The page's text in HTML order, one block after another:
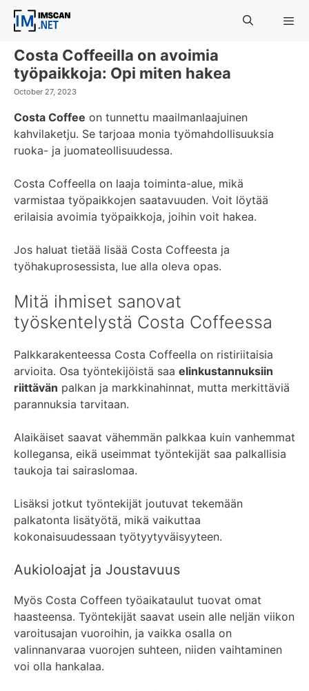
Skip
Costa Coffeeilla on avoimia
työpaikkoja: Opi miten hakea
October 27, 2023
Costa Coffee on tunnettu maailmanlaajuinen
kahvilaketju. Se tarjoaa monia työmahdollisuuksia
ruoka- ja juomateollisuudessa.
Costa Coffeella on laaja toiminta-alue, mikä
varmistaa työpaikkojen saatavuuden. Voit löytää
erilaisia avoimia työpaikkoja, joihin voit hakea.
Jos haluat tietää lisää Costa Coffeesta ja
työhakuprosessista, lue alla oleva opas.
Mitä ihmiset sanovat
työskentelystä Costa Coffeessa
Palkkarakenteessa Costa Coffeella on ristiriitaisia
arvioita. Osa työntekijöistä saa elinkustannuksiin
riittävän palkan ja markkinahinnat, mutta merkittäviä
parannuksia tarvitaan.
Alaikäiset saavat vähemmän palkkaa kuin vanhemmat
kollegansa, eikä useimmat työntekijät saa palkallisia
taukoja tai sairaslomaa.
Lisäksi jotkut työntekijät joutuvat tekemään
palkatonta lisätyötä, mikä vaikuttaa
kokonaisuudessaan työtyytyväisyyteen.
Aukioloajat ja Joustavuus
Myös Costa Coffeen työaikataulut tuovat omat
haasteensa. Työntekijät saavat usein alle neljän viikon
varoitusajan vuoroihin, ja vaikka osalla on
valinnanvaraa vuorojen suhteen, niiden vaihtaminen
voi olla hankalaa.